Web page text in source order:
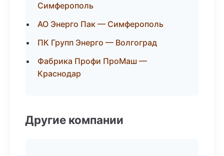
Симферополь
АО Энерго Пак — Симферополь
ПК Групп Энерго — Волгоград
Фабрика Профи ПроМаш —
Краснодар
Другие компании